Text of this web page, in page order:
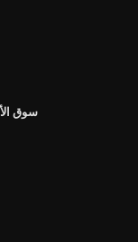
سوق